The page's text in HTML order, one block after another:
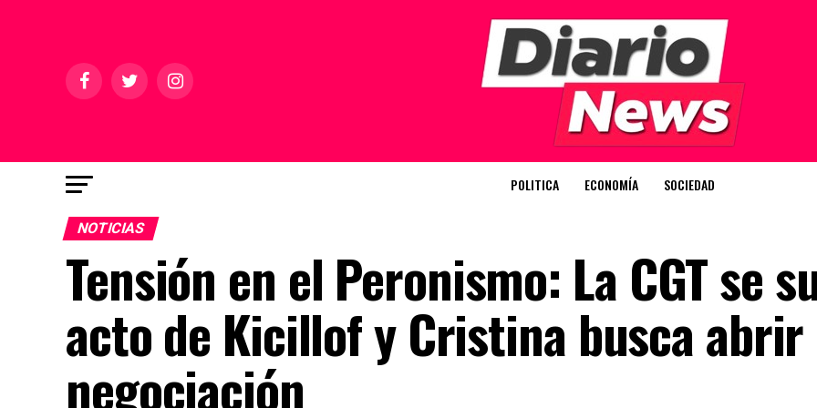
POLITICA ECONOMÍA SOCIEDAD
NOTICIAS
Tensión en el Peronismo: La CGT se
acto de Kicillof y Cristina busca abrir
negociación